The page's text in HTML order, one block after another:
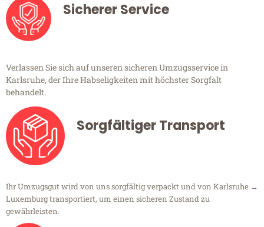
Sicherer Service
Verlassen Sie sich auf unseren sicheren Umzugsservice in
Karlsruhe, der Ihre Habseligkeiten mit höchster Sorgfalt
behandelt.
Sorgfältiger Transport
Ihr Umzugsgut wird von uns sorgfältig verpackt und von Karlsruhe →
Luxemburg transportiert, um einen sicheren Zustand zu
gewährleisten.